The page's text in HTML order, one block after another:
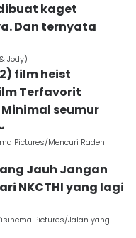
kaget
Dan ternyata
Jody)
film heist
Terfavorit
Minimal seumur
Pictures/Mencuri Raden
Jauh Jangan
NKCTHI yang lagi
Pictures/Jalan yang